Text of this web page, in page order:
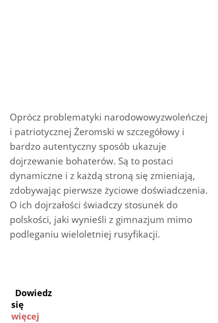
Oprócz problematyki narodowowyzwoleńczej
i patriotycznej Żeromski w szczegółowy i
bardzo autentyczny sposób ukazuje
dojrzewanie bohaterów. Są to postaci
dynamiczne i z każdą stroną się zmieniają,
zdobywając pierwsze życiowe doświadczenia.
O ich dojrzałości świadczy stosunek do
polskości, jaki wynieśli z gimnazjum mimo
podleganiu wieloletniej rusyfikacji.
Dowiedz
się
więcej